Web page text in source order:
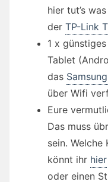
hier tut’s
der TP-Link
1 x
Tablet
das
über Wifi
Eure
Das muss
sein.
könnt ihr hier
oder einen